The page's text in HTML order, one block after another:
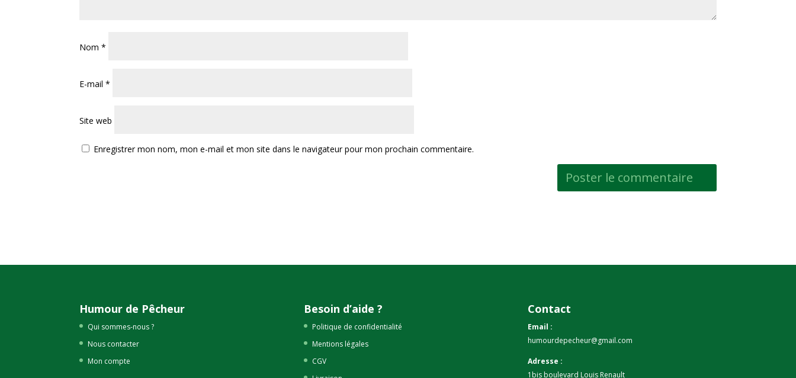
Nom*
E-mail*
Site web
Enregistrer mon nom, mon e-mail et mon site dans le navigateur pour mon prochain commentaire.
Humour de Pêcheur
Qui sommes-nous ?
Nous contacter
Mon compte
Besoin d’aide ?
Politique de confidentialité
Mentions légales
CGV
Contact
Email :
humourdepecheur@gmail.com
Adresse :
1bis boulevard Louis Renault